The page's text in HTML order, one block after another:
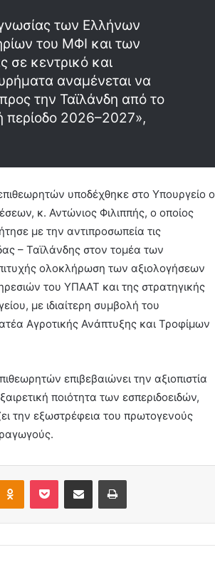
των Ελλήνων
του ΜΦΙ και των
σε κεντρικό και
αναμένεται να
την Ταϊλάνδη από το
περίοδο 2026–2027»,
υποδέχθηκε στο Υπουργείο ο
κ. Αντώνιος Φιλιππής, ο οποίος
με την αντιπροσωπεία τις
– Ταϊλάνδης στον τομέα των
ολοκλήρωση των αξιολογήσεων
του ΥΠΑΑΤ και της στρατηγικής
με ιδιαίτερη συμβολή του
Αγροτικής Ανάπτυξης και Τροφίμων
επιβεβαιώνει την αξιοπιστία
ποιότητα των εσπεριδοειδών,
την εξωστρέφεια του πρωτογενούς
Odnoklassniki
Pocket Share via Email Print